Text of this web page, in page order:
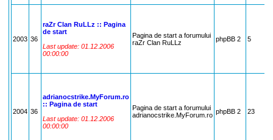
2003 36
raZr Clan RuLLz :: Pagina
de start
Last update: 01.12.2006
00:00:00
Pagina de start a forumului
raZr Clan RuLLz
phpBB 2 5
2004 36
adrianocstrike.MyForum.ro
:: Pagina de start
Last update: 01.12.2006
00:00:00
Pagina de start a forumului
adrianocstrike.MyForum.ro phpBB 2 23